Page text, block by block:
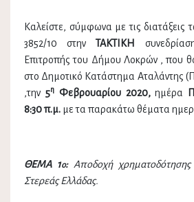
Καλείστε, σύμφωνα με τις
3852/10 στην ΤΑΚΤΙΚΗ
Επιτροπής του Δήμου Λοκρών , που
στο Δημοτικό Κατάστημα Αταλάντης
,την 5ηΦεβρουαρίου 2020,ημέρα
8:30 π.μ. με τα παρακάτω θέματα
ΘΕΜΑ 1ο: Αποδοχή
Στερεάς Ελλάδας.